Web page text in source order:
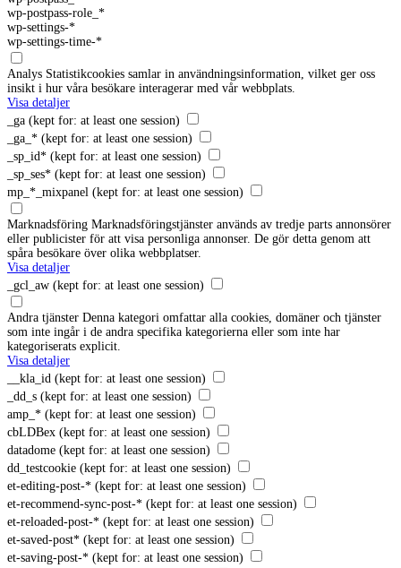
wp-postpass-role_*
wp-settings-*
wp-settings-time-*
Analys Statistikcookies samlar in användningsinformation, vilket ger oss
insikt i hur våra besökare interagerar med vår webbplats.
Visa detaljer
_ga (kept for: at least one session)
_ga_* (kept for: at least one session)
_sp_id* (kept for: at least one session)
_sp_ses* (kept for: at least one session)
mp_*_mixpanel (kept for: at least one session)
Marknadsföring Marknadsföringstjänster används av tredje parts annonsörer
eller publicister för att visa personliga annonser. De gör detta genom att
spåra besökare över olika webbplatser.
Visa detaljer
_gcl_aw (kept for: at least one session)
Andra tjänster Denna kategori omfattar alla cookies, domäner och tjänster
som inte ingår i de andra specifika kategorierna eller som inte har
kategoriserats explicit.
Visa detaljer
__kla_id (kept for: at least one session)
_dd_s (kept for: at least one session)
amp_* (kept for: at least one session)
cbLDBex (kept for: at least one session)
datadome (kept for: at least one session)
dd_testcookie (kept for: at least one session)
et-editing-post-* (kept for: at least one session)
et-recommend-sync-post-* (kept for: at least one session)
et-reloaded-post-* (kept for: at least one session)
et-saved-post* (kept for: at least one session)
et-saving-post-* (kept for: at least one session)